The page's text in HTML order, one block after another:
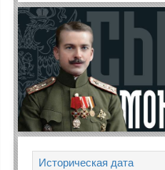
Историческая дата